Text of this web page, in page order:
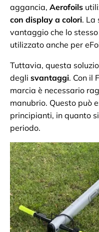
aggancia, Aerofoils
con display a colori. La
vantaggio che lo
utilizzato anche per
Tuttavia, questa
degli svantaggi. Con il
marcia è necessario
manubrio. Questo può
principianti, in quanto
periodo.